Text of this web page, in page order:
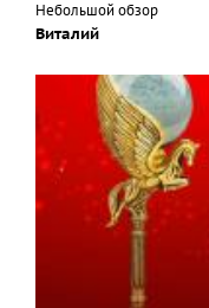
Небольшой обзор
Виталий